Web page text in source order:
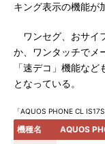
キング表示の機能が
ワンセグ、おサイ
か、ワンタッチでメ
「速デコ」機能な
となっている。
「AQUOS PHONE CL
機種名 AQUOS